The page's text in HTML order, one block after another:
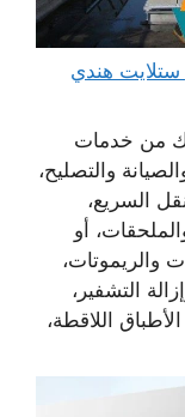
52227330 فني ستلايت هندي
من خدمات
والتصليح،
السريع،
أو
والريموتات،
التشفير،
اللاقطة،